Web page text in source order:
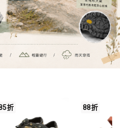
折 88折